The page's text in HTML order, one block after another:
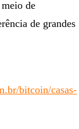
de
de grandes
bitcoin/casas-